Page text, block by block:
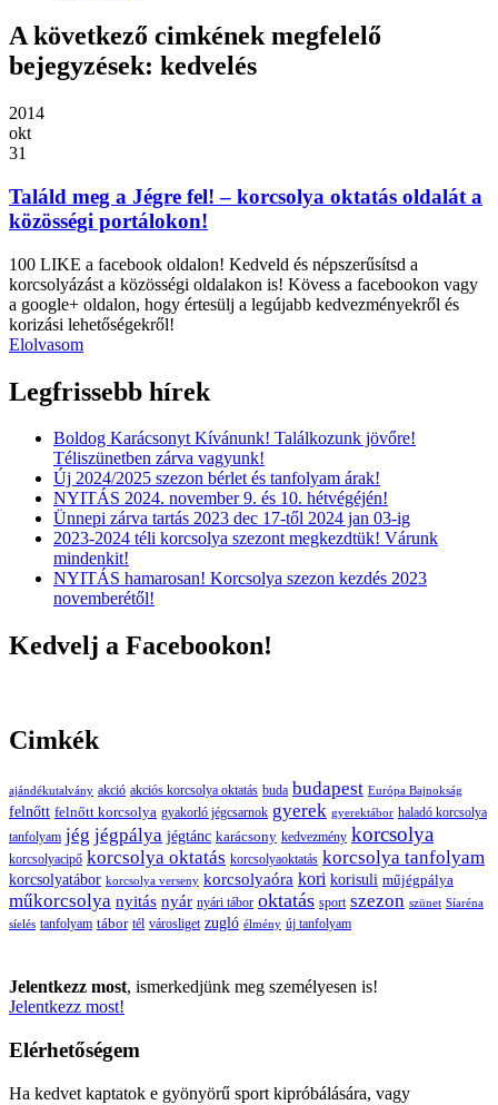
A következő cimkének megfelelő
bejegyzések: kedvelés
2014
okt
31
Találd meg a Jégre fel! – korcsolya oktatás oldalát a
közösségi portálokon!
100 LIKE a facebook oldalon! Kedveld és népszerűsítsd a
korcsolyázást a közösségi oldalakon is! Kövess a facebookon vagy
a google+ oldalon, hogy értesülj a legújabb kedvezményekről és
korizási lehetőségekről!
Elolvasom
Legfrissebb hírek
Boldog Karácsonyt Kívánunk! Találkozunk jövőre!
Téliszünetben zárva vagyunk!
Új 2024/2025 szezon bérlet és tanfolyam árak!
NYITÁS 2024. november 9. és 10. hétvégéjén!
Ünnepi zárva tartás 2023 dec 17-től 2024 jan 03-ig
2023-2024 téli korcsolya szezont megkezdtük! Várunk
mindenkit!
NYITÁS hamarosan! Korcsolya szezon kezdés 2023
novemberétől!
Kedvelj a Facebookon!
Cimkék
ajándékutalvány akció akciós korcsolya oktatás buda budapest Európa Bajnokság
felnőtt felnőtt korcsolya gyakorló jégcsarnok gyerek gyerektábor haladó korcsolya
tanfolyam jég jégpálya jégtánc karácsony kedvezmény korcsolya
korcsolyacipő korcsolya oktatás korcsolyaoktatás korcsolya tanfolyam
korcsolyatábor korcsolya verseny korcsolyaóra kori korisuli műjégpálya
műkorcsolya nyitás nyár nyári tábor oktatás sport szezon szünet Síaréna
síelés tanfolyam tábor tél városliget zugló élmény új tanfolyam
Jelentkezz most, ismerkedjünk meg személyesen is!
Jelentkezz most!
Elérhetőségem
Ha kedvet kaptatok e gyönyörű sport kipróbálására, vagy